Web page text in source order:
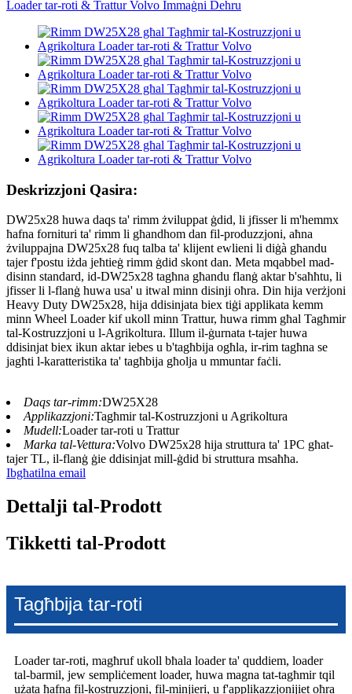
Deskrizzjoni Qasira:
DW25x28 huwa daqs ta' rimm żviluppat ġdid, li jfisser li m'hemmx
ħafna fornituri ta' rimm li għandhom dan fil-produzzjoni, aħna
żviluppajna DW25x28 fuq talba ta' klijent ewlieni li diġà għandu
tajer f'postu iżda jeħtieġ rimm ġdid skont dan. Meta mqabbel mad-
disinn standard, id-DW25x28 tagħna għandu flanġ aktar b'saħħtu, li
jfisser li l-flanġ huwa usa' u itwal minn disinji oħra. Din hija verżjoni
Heavy Duty DW25x28, hija ddisinjata biex tiġi applikata kemm
minn Wheel Loader kif ukoll minn Trattur, huwa rimm għal Tagħmir
tal-Kostruzzjoni u l-Agrikoltura. Illum il-ġurnata t-tajer huwa
ddisinjat biex ikun aktar iebes u b'tagħbija ogħla, ir-rim tagħna se
jagħti l-karatteristika ta' tagħbija għolja u mmuntar faċli.
Daqs tar-rimm:DW25X28
Applikazzjoni:Tagħmir tal-Kostruzzjoni u Agrikoltura
Mudell:Loader tar-roti u Trattur
Marka tal-Vettura:Volvo DW25x28 hija struttura ta' 1PC għat-
tajer TL, il-flanġ ġie ddisinjat mill-ġdid bi struttura msaħħa.
Ibgħatilna email
Dettalji tal-Prodott
Tikketti tal-Prodott
Tagħbija tar-roti
Loader tar-roti, magħruf ukoll bħala loader ta' quddiem, loader
tal-barmil, jew sempliċement loader, huwa magna tat-tagħmir tqil
użata ħafna fil-kostruzzjoni, fil-minjieri, u f'applikazzjonijiet oħra